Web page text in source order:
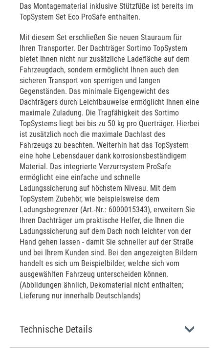
Das Montagematerial inklusive Stützfüße ist bereits im
TopSystem Set Eco ProSafe enthalten.
Mit diesem Set erschließen Sie neuen Stauraum für
Ihren Transporter. Der Dachträger Sortimo TopSystem
bietet Ihnen nicht nur zusätzliche Ladefläche auf dem
Fahrzeugdach, sondern ermöglicht Ihnen auch den
sicheren Transport von sperrigen und langen
Gegenständen. Das minimale Eigengewicht des
Dachträgers durch Leichtbauweise ermöglicht Ihnen eine
maximale Zuladung. Die Tragfähigkeit des Sortimo
TopSystems liegt bei bis zu 50 kg pro Querträger. Hierbei
ist zusätzlich noch die maximale Dachlast des
Fahrzeugs zu beachten. Weiterhin hat das TopSystem
eine hohe Lebensdauer dank korrosionsbeständigem
Material. Das integrierte Verzurrsystem ProSafe
ermöglicht eine einfache und schnelle
Ladungssicherung auf höchstem Niveau. Mit dem
TopSystem Zubehör, wie beispielsweise dem
Ladungsbegrenzer (Art.-Nr.: 6000015343), erweitern Sie
Ihren Dachträger um praktische Helfer, die Ihnen die
Ladungssicherung auf dem Dach noch leichter von der
Hand gehen lassen - damit Sie schneller auf der Straße
und bei Ihrem Kunden sind. Bei den angezeigten Bildern
handelt es sich um Beispielbilder, welche sich vom
ausgewählten Fahrzeug unterscheiden können.
(Abbildungen ähnlich, Dekomaterial nicht enthalten;
Lieferung nur innerhalb Deutschlands)
Technische Details